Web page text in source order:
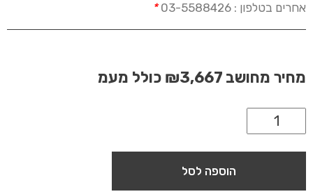
אחרים בטלפון : 03-5588426
*
מחיר מחושב ₪3,667 כולל מעמ
הוספה לסל